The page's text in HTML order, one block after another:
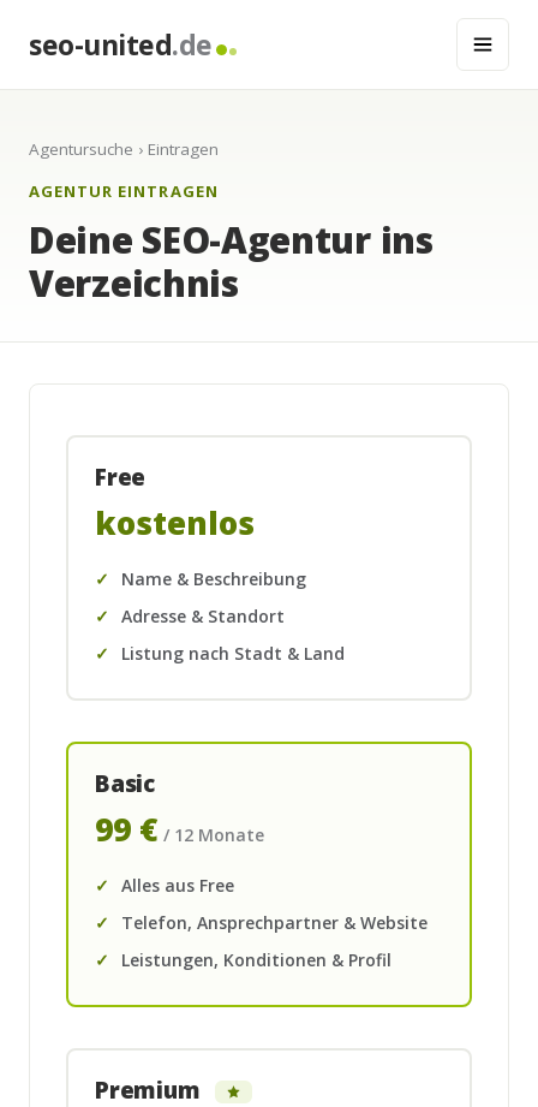
seo-united.de
Agentursuche › Eintragen
AGENTUR EINTRAGEN
Deine SEO-Agentur ins
Verzeichnis
Free
kostenlos
Name & Beschreibung
Adresse & Standort
Listung nach Stadt & Land
Basic
99 € / 12 Monate
Alles aus Free
Telefon, Ansprechpartner & Website
Leistungen, Konditionen & Profil
Premium